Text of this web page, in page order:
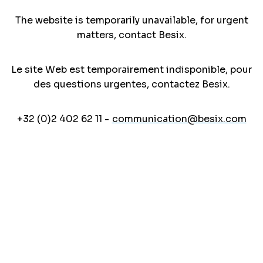
The website is temporarily unavailable, for urgent
matters, contact Besix.
Le site Web est temporairement indisponible, pour
des questions urgentes, contactez Besix.
+32 (0)2 402 62 11 - communication@besix.com